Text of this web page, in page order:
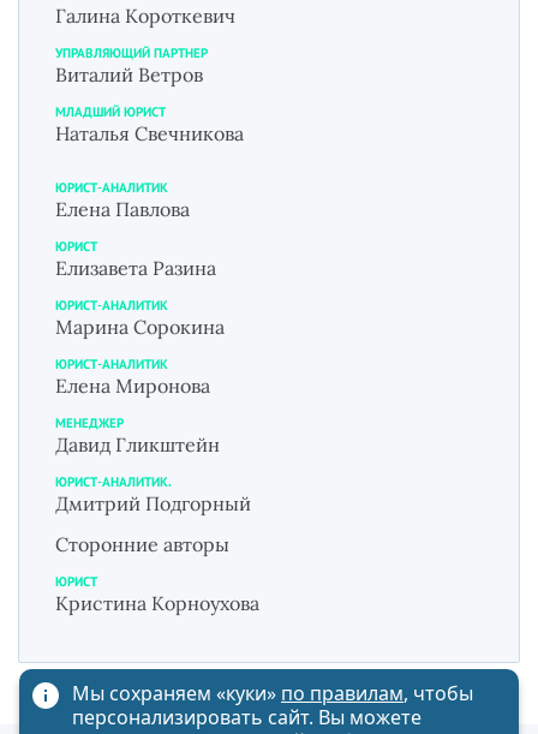
Галина Короткевич
УПРАВЛЯЮЩИЙ ПАРТНЕР
Виталий Ветров
МЛАДШИЙ ЮРИСТ
Наталья Свечникова
ЮРИСТ-АНАЛИТИК
Елена Павлова
ЮРИСТ
Елизавета Разина
ЮРИСТ-АНАЛИТИК
Марина Сорокина
ЮРИСТ-АНАЛИТИК
Елена Миронова
МЕНЕДЖЕР
Давид Гликштейн
ЮРИСТ-АНАЛИТИК.
Дмитрий Подгорный
Сторонние авторы
ЮРИСТ
Кристина Корноухова
Мы сохраняем «куки» по правилам, чтобы
персонализировать сайт. Вы можете